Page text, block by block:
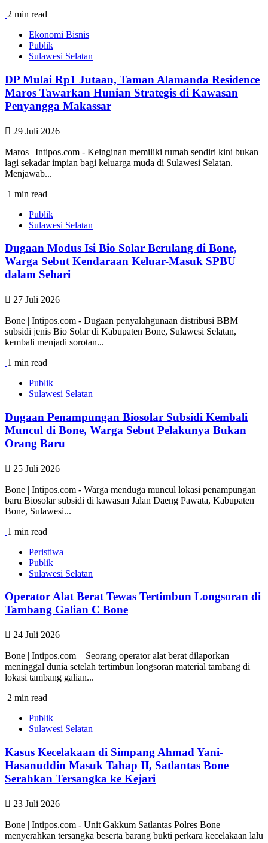
2 min read
Ekonomi Bisnis
Publik
Sulawesi Selatan
DP Mulai Rp1 Jutaan, Taman Alamanda Residence
Maros Tawarkan Hunian Strategis di Kawasan
Penyangga Makassar
29 Juli 2026
Maros | Intipos.com - Keinginan memiliki rumah sendiri kini bukan
lagi sekadar impian bagi keluarga muda di Sulawesi Selatan.
Menjawab...
1 min read
Publik
Sulawesi Selatan
Dugaan Modus Isi Bio Solar Berulang di Bone,
Warga Sebut Kendaraan Keluar-Masuk SPBU
dalam Sehari
27 Juli 2026
Bone | Intipos.com - Dugaan penyalahgunaan distribusi BBM
subsidi jenis Bio Solar di Kabupaten Bone, Sulawesi Selatan,
kembali menjadi sorotan...
1 min read
Publik
Sulawesi Selatan
Dugaan Penampungan Biosolar Subsidi Kembali
Muncul di Bone, Warga Sebut Pelakunya Bukan
Orang Baru
25 Juli 2026
Bone | Intipos.com - Warga menduga muncul lokasi penampungan
baru Biosolar subsidi di kawasan Jalan Daeng Pawata, Kabupaten
Bone, Sulawesi...
1 min read
Peristiwa
Publik
Sulawesi Selatan
Operator Alat Berat Tewas Tertimbun Longsoran di
Tambang Galian C Bone
24 Juli 2026
Bone | Intipos.com – Seorang operator alat berat dilaporkan
meninggal dunia setelah tertimbun longsoran material tambang di
lokasi tambang galian...
2 min read
Publik
Sulawesi Selatan
Kasus Kecelakaan di Simpang Ahmad Yani-
Hasanuddin Masuk Tahap II, Satlantas Bone
Serahkan Tersangka ke Kejari
23 Juli 2026
Bone | Intipos.com - Unit Gakkum Satlantas Polres Bone
menyerahkan tersangka beserta barang bukti perkara kecelakaan lalu